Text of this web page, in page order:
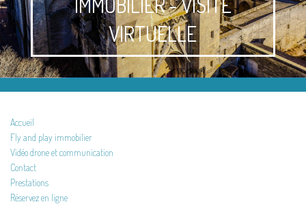
VIRTUELLE
Accueil
Fly and play immobilier
Vidéo drone et communication
Contact
Prestations
Réservez en ligne